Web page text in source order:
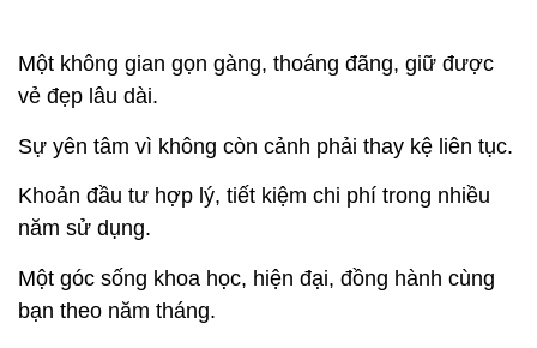
Một không gian gọn gàng, thoáng đãng, giữ được
vẻ đẹp lâu dài.
Sự yên tâm vì không còn cảnh phải thay kệ liên tục.
Khoản đầu tư hợp lý, tiết kiệm chi phí trong nhiều
năm sử dụng.
Một góc sống khoa học, hiện đại, đồng hành cùng
bạn theo năm tháng.